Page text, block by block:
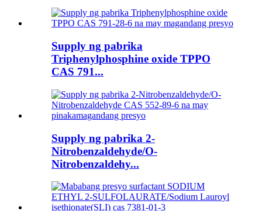
Supply ng pabrika
Triphenylphosphine oxide TPPO
CAS 791...
Supply ng pabrika 2-
Nitrobenzaldehyde/O-
Nitrobenzaldehy...